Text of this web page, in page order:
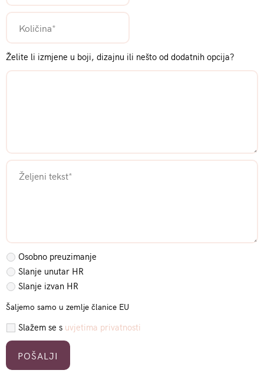
Želite li izmjene u boji, dizajnu ili nešto od dodatnih opcija?
Osobno preuzimanje
Slanje unutar HR
Slanje izvan HR
Šaljemo samo u zemlje članice EU
Slažem se s uvjetima privatnosti
Please leave this field empty.